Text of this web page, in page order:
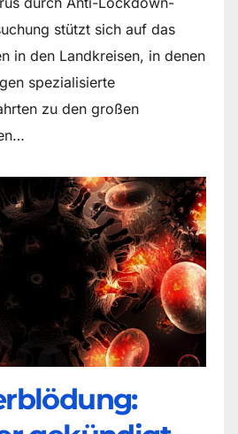
stützt sich auf das
in den Landkreisen, in denen
spezialisierte
zu den großen